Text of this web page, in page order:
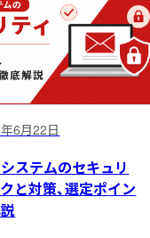
6月22日
ステムのセキュリ
と対策、選定ポイン